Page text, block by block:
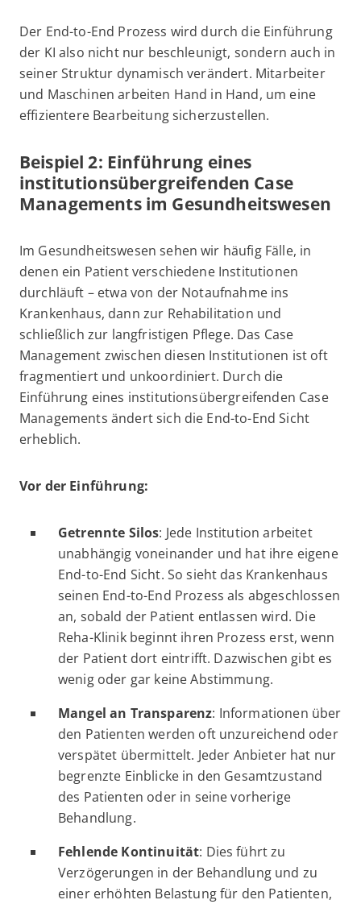
Der End-to-End Prozess wird durch die Einführung
der KI also nicht nur beschleunigt, sondern auch in
seiner Struktur dynamisch verändert. Mitarbeiter
und Maschinen arbeiten Hand in Hand, um eine
effizientere Bearbeitung sicherzustellen.
Beispiel 2: Einführung eines
institutionsübergreifenden Case
Managements im Gesundheitswesen
Im Gesundheitswesen sehen wir häufig Fälle, in
denen ein Patient verschiedene Institutionen
durchläuft – etwa von der Notaufnahme ins
Krankenhaus, dann zur Rehabilitation und
schließlich zur langfristigen Pflege. Das Case
Management zwischen diesen Institutionen ist oft
fragmentiert und unkoordiniert. Durch die
Einführung eines institutionsübergreifenden Case
Managements ändert sich die End-to-End Sicht
erheblich.
Vor der Einführung:
Getrennte Silos: Jede Institution arbeitet
unabhängig voneinander und hat ihre eigene
End-to-End Sicht. So sieht das Krankenhaus
seinen End-to-End Prozess als abgeschlossen
an, sobald der Patient entlassen wird. Die
Reha-Klinik beginnt ihren Prozess erst, wenn
der Patient dort eintrifft. Dazwischen gibt es
wenig oder gar keine Abstimmung.
Mangel an Transparenz: Informationen über
den Patienten werden oft unzureichend oder
verspätet übermittelt. Jeder Anbieter hat nur
begrenzte Einblicke in den Gesamtzustand
des Patienten oder in seine vorherige
Behandlung.
Fehlende Kontinuität: Dies führt zu
Verzögerungen in der Behandlung und zu
einer erhöhten Belastung für den Patienten,